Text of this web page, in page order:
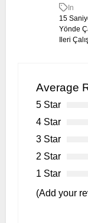
In
15
Yönde
Ileri
Average
5 Star
4 Star
3 Star
2 Star
1 Star
(Add your